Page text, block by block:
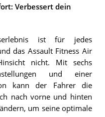
Verbessert dein
ist für jedes
das Assault Fitness Air
nicht. Mit sechs
und einer
kann der Fahrer die
nach vorne und hinten
um seine optimale